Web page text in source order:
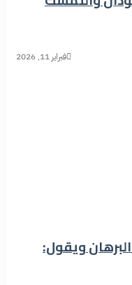
فبراير 11, 2026
ويقول: